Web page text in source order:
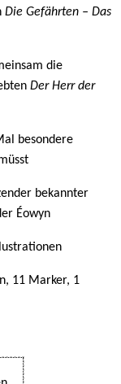
Die Gefährten – Das
die
Der Herr der
besondere
bekannter
Éowyn
11 Marker, 1